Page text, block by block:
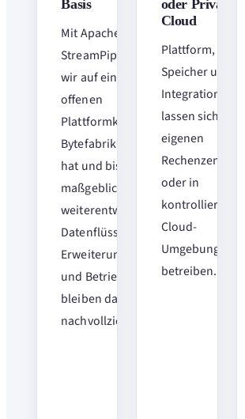
Basis
Mit Apache
StreamPipes setzen
wir auf einen
offenen
Plattformkern, den
Bytefabrik initiiert
hat und bis heute
maßgeblich
weiterentwickelt.
Datenflüsse,
Erweiterungspunkte
und Betriebsmodell
bleiben dadurch
nachvollziehbar.
oder Private
Cloud
Plattform,
Speicher und
Integrationslogik
lassen sich im
eigenen
Rechenzentrum
oder in
kontrollierten
Cloud-
Umgebungen
betreiben.